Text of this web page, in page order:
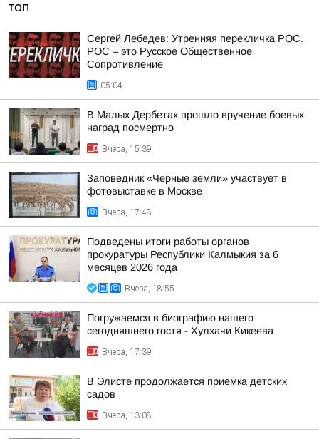
ТОП
Сергей Лебедев: Утренняя перекличка РОС.
РОС – это Русское Общественное
Сопротивление
05:04
В Малых Дербетах прошло вручение боевых
наград посмертно
Вчера, 15:39
Заповедник «Черные земли» участвует в
фотовыставке в Москве
Вчера, 17:48
Подведены итоги работы органов
прокуратуры Республики Калмыкия за 6
месяцев 2026 года
Вчера, 18:55
Погружаемся в биографию нашего
сегодняшнего гостя - Хулхачи Кикеева
Вчера, 17:39
В Элисте продолжается приемка детских
садов
Вчера, 13:08